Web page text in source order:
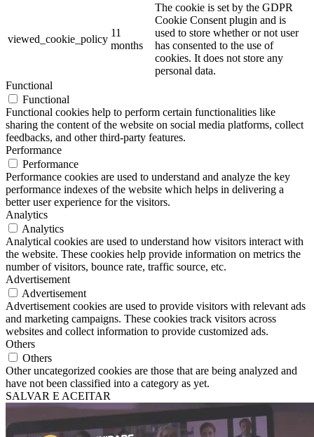
viewed_cookie_policy
11
months
The cookie is set by the GDPR
Cookie Consent plugin and is
used to store whether or not user
has consented to the use of
cookies. It does not store any
personal data.
Functional
Functional
Functional cookies help to perform certain functionalities like
sharing the content of the website on social media platforms, collect
feedbacks, and other third-party features.
Performance
Performance
Performance cookies are used to understand and analyze the key
performance indexes of the website which helps in delivering a
better user experience for the visitors.
Analytics
Analytics
Analytical cookies are used to understand how visitors interact with
the website. These cookies help provide information on metrics the
number of visitors, bounce rate, traffic source, etc.
Advertisement
Advertisement
Advertisement cookies are used to provide visitors with relevant ads
and marketing campaigns. These cookies track visitors across
websites and collect information to provide customized ads.
Others
Others
Other uncategorized cookies are those that are being analyzed and
have not been classified into a category as yet.
SALVAR E ACEITAR